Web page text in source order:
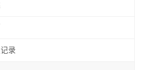
录